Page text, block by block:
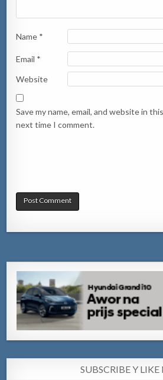
Name *
Email *
Website
Save my name, email, and website in
next time I comment.
SUBSCRIBE Y LIKE